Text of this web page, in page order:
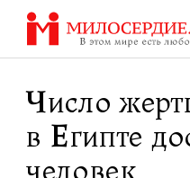
Перейти
содержанию
Число
в Египте
человек